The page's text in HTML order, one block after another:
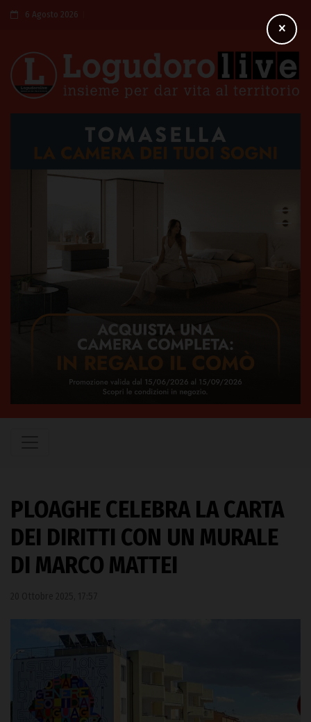
6 Agosto 2026
PLOAGHE CELEBRA LA CARTA
DEI DIRITTI CON UN MURALE
DI MARCO MATTEI
×